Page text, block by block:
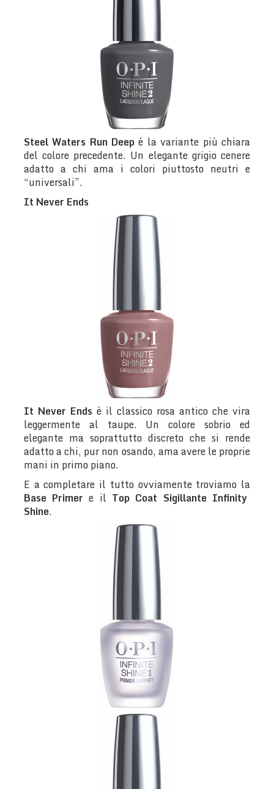
Steel Waters Run Deep é la variante più chiara
del colore precedente. Un elegante grigio cenere
adatto a chi ama i colori piuttosto neutri e
“universali”.
It Never Ends
It Never Ends è il classico rosa antico che vira
leggermente al taupe. Un colore sobrio ed
elegante ma soprattutto discreto che si rende
adatto a chi, pur non osando, ama avere le proprie
mani in primo piano.
E a completare il tutto ovviamente troviamo la
Base Primere il Top Coat Sigillante Infinity
Shine.